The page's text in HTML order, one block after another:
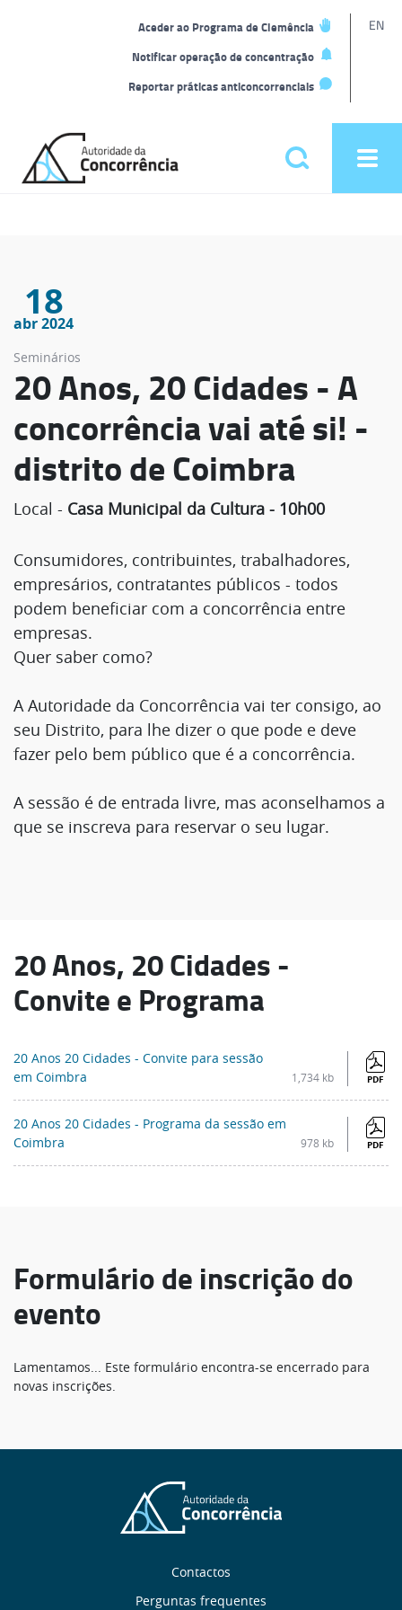
Aceder ao Programa de Clemência
Notificar operação de concentração
Reportar práticas anticoncorrenciais
EN
home
Pesquisar
18
abr 2024
Seminários
20 Anos, 20 Cidades - A
concorrência vai até si! -
distrito de Coimbra
Local - Casa Municipal da Cultura - 10h00
Consumidores, contribuintes, trabalhadores,
empresários, contratantes públicos - todos
podem beneficiar com a concorrência entre
empresas.
Quer saber como?
A Autoridade da Concorrência vai ter consigo, ao
seu Distrito, para lhe dizer o que pode e deve
fazer pelo bem público que é a concorrência.
A sessão é de entrada livre, mas aconselhamos a
que se inscreva para reservar o seu lugar.
20 Anos, 20 Cidades -
Convite e Programa
20 Anos 20 Cidades - Convite para sessão
em Coimbra
1,734 kb PDF
20 Anos 20 Cidades - Programa da sessão em
Coimbra
978 kb PDF
Formulário de inscrição do
evento
Mensagem
estado
Lamentamos... Este formulário encontra-se encerrado para
novas inscrições.
Contactos
Perguntas frequentes